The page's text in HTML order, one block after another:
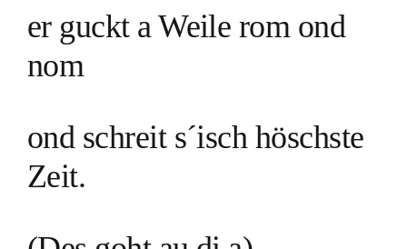
er guckt a Weile rom ond
nom
ond schreit s´isch höschste
Zeit.